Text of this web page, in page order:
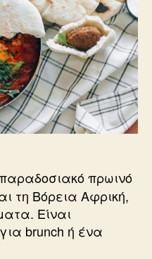
πρωινό
τη Βόρεια Αφρική,
Είναι
brunch ή ένα